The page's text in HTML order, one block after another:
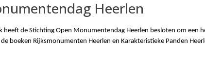
Heerlen
heeft de Stichting Open Monumentendag Heerlen besloten om een
de boeken Rijksmonumenten Heerlen en Karakteristieke Panden